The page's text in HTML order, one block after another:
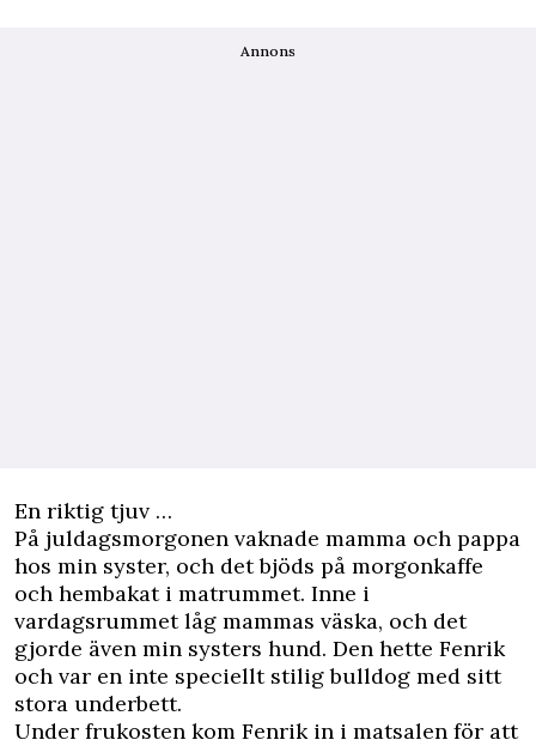
Annons
En riktig tjuv …
På juldagsmorgonen vaknade mamma och pappa
hos min syster, och det bjöds på morgonkaffe
och hembakat i matrummet. Inne i
vardagsrummet låg mammas väska, och det
gjorde även min systers hund. Den hette Fenrik
och var en inte speciellt stilig bulldog med sitt
stora underbett.
Under frukosten kom Fenrik in i matsalen för att